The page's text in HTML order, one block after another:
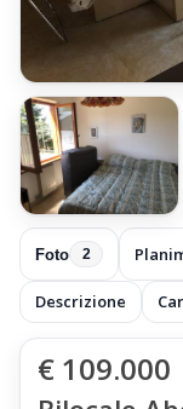
Foto 2
Descrizione
€ 109.000